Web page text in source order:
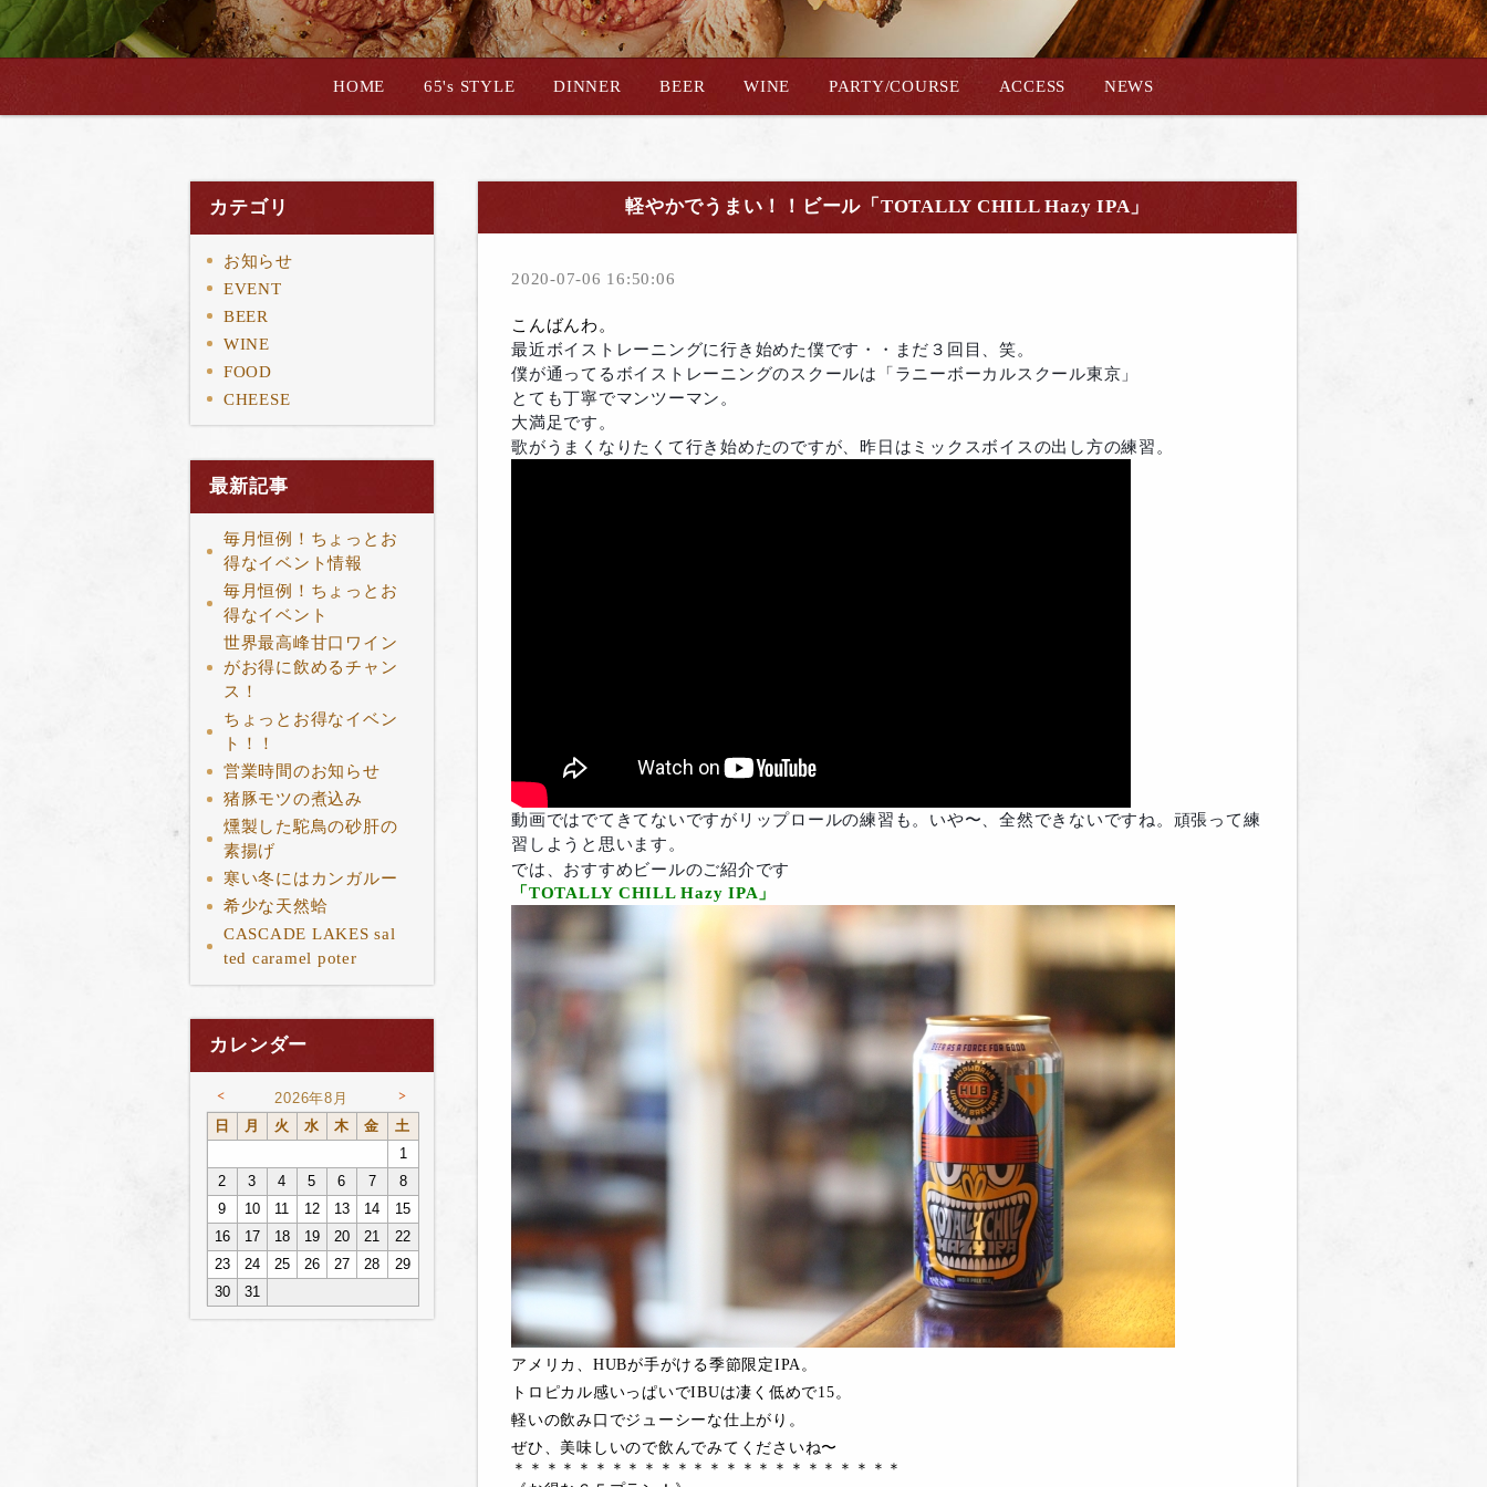
HOME 65's STYLE DINNER BEER WINE PARTY/COURSE ACCESS NEWS
カテゴリ
お知らせ
EVENT
BEER
WINE
FOOD
CHEESE
最新記事
毎月恒例！ちょっとお
得なイベント情報
毎月恒例！ちょっとお
得なイベント
世界最高峰甘口ワイン
がお得に飲めるチャン
ス！
ちょっとお得なイベン
ト！！
営業時間のお知らせ
猪豚モツの煮込み
燻製した駝鳥の砂肝の
素揚げ
寒い冬にはカンガルー
希少な天然蛤
CASCADE LAKES sal
ted caramel poter
カレンダー
< 2026年8月 >
日 月 火 水 木 金
土
1
2
3 4 5 6 7
8
9
10 11 12 13 14
15
16
17 18 19 20 21
22
23
24 25 26 27 28
29
30
31
軽やかでうまい！！ビール「TOTALLY CHILL Hazy IPA」
2020-07-06 16:50:06
こんばんわ。
最近ボイストレーニングに行き始めた僕です・・まだ３回目、笑。
僕が通ってるボイストレーニングのスクールは「ラニーボーカルスクール東京」
とても丁寧でマンツーマン。
大満足です。
歌がうまくなりたくて行き始めたのですが、昨日はミックスボイスの出し方の練習。
動画ではでてきてないですがリップロールの練習も。いや〜、全然できないですね。頑張って練
習しようと思います。
では、おすすめビールのご紹介です
「TOTALLY CHILL Hazy IPA」
アメリカ、HUBが手がける季節限定IPA。
トロピカル感いっぱいでIBUは凄く低めで15。
軽いの飲み口でジューシーな仕上がり。
ぜひ、美味しいので飲んでみてくださいね〜
＊＊＊＊＊＊＊＊＊＊＊＊＊＊＊＊＊＊＊＊＊＊＊＊